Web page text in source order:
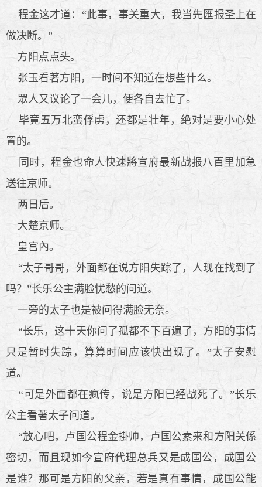
程金这才道：“此事，事关重大，我当先匯报圣上在
做决断。”
方阳点点头。
张玉看著方阳，一时间不知道在想些什么。
眾人又议论了一会儿，便各自去忙了。
毕竟五万北蛮俘虏，还都是壮年，绝对是要小心处
置的。
同时，程金也命人快速將宣府最新战报八百里加急
送往京师。
两日后。
大楚京师。
皇宫內。
“太子哥哥，外面都在说方阳失踪了，人现在找到了
吗？”长乐公主满脸忧愁的问道。
一旁的太子也是被问得满脸无奈。
“长乐，这十天你问了孤都不下百遍了，方阳的事情
只是暂时失踪，算算时间应该快出现了。”太子安慰
道。
“可是外面都在疯传，说是方阳已经战死了。”长乐
公主看著太子问道。
“放心吧，卢国公程金掛帅，卢国公素来和方阳关係
密切，而且现如今宣府代理总兵又是成国公，成国公
是谁？那可是方阳的父亲，若是真有事情，成国公能